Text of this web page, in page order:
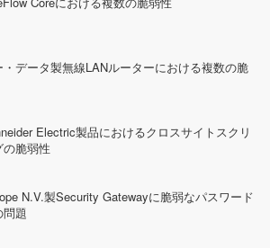
・データ製無線LANルーターにおける複数の脆
Electric製品におけるクロスサイトスクリ
脆弱性
N.V.製Security Gatewayに脆弱なパスワード
問題